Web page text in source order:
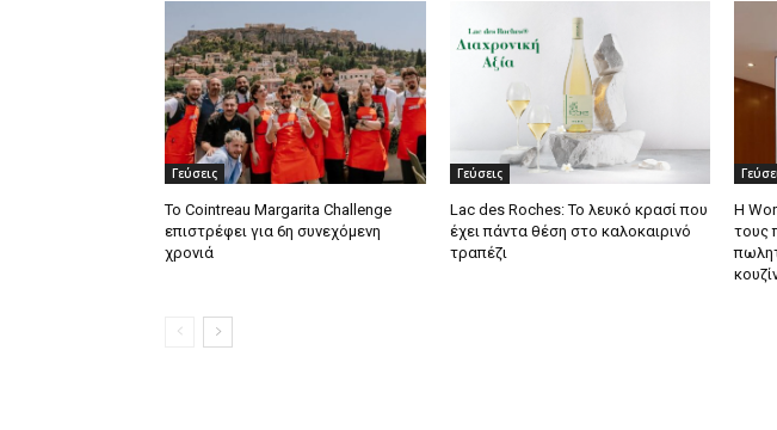
Γεύσεις
Το Cointreau Margarita Challenge
επιστρέφει για 6η συνεχόμενη
χρονιά
Γεύσεις
Lac des Roches: Το λευκό κρασί που
έχει πάντα θέση στο καλοκαιρινό
τραπέζι
Η
τους